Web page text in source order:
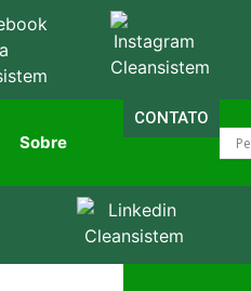
Sobre
CONTATO